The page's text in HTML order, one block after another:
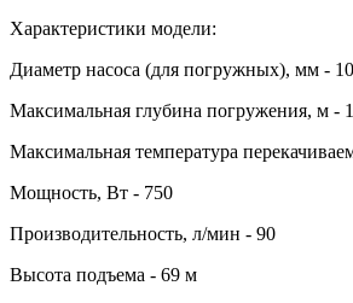
Характеристики модели:
Диаметр насоса (для погружных), мм -
Максимальная глубина погружения, м -
Максимальная температура
Мощность, Вт - 750
Производительность, л/мин - 90
Высота подъема - 69 м